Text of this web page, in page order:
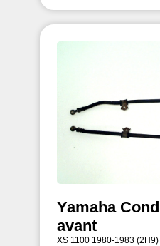
Yamaha
avant
XS 1100 1980-1983 (2H9)